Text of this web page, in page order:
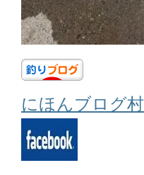
にほんブログ村